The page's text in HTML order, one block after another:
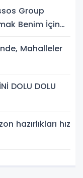
Group
Benim İçin
Mahalleler
DOLU DOLU
hazırlıkları hız